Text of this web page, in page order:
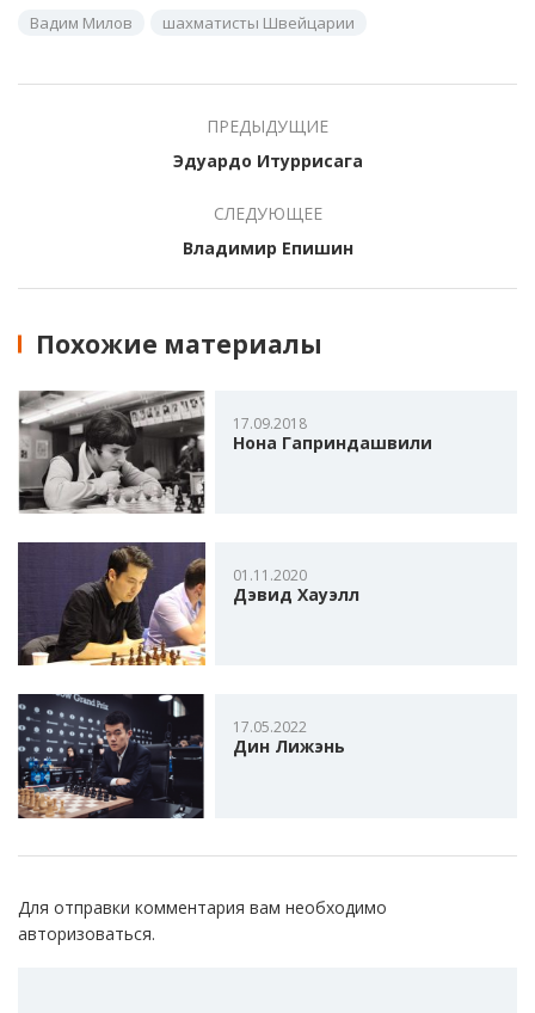
Вадим Милов шахматисты Швейцарии
ПРЕДЫДУЩИЕ
Эдуардо Итуррисага
СЛЕДУЮЩЕЕ
Владимир Епишин
Похожие материалы
17.09.2018
Нона Гаприндашвили
01.11.2020
Дэвид Хауэлл
17.05.2022
Дин Лижэнь
Для отправки комментария вам необходимо
авторизоваться.